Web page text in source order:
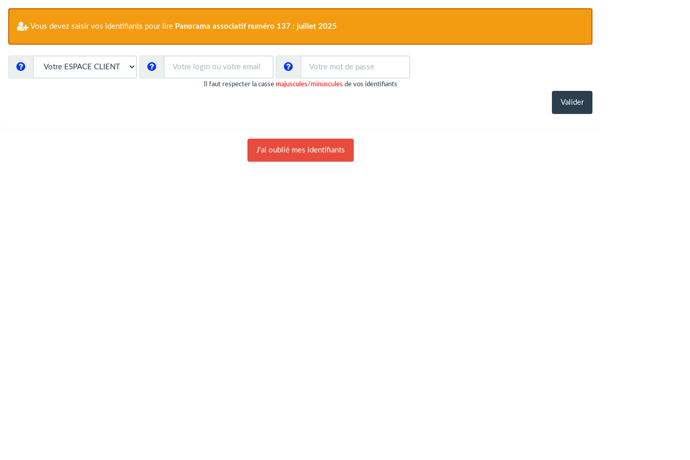
Vous devez saisir vos identifiants pour lire Panorama associatif numéro 137 : juillet 2025
Il faut respecter la casse majuscules/minuscules de vos identifiants
J'ai oublié mes identifiants